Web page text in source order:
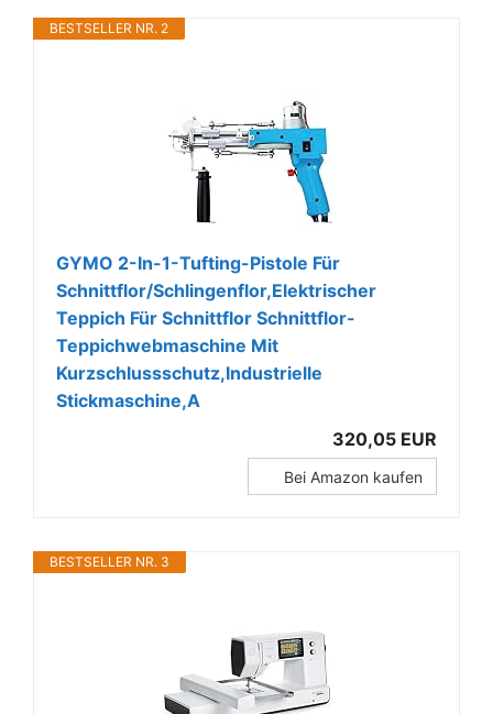
BESTSELLER NR. 2
GYMO 2-In-1-Tufting-Pistole Für
Schnittflor/Schlingenflor,Elektrischer
Teppich Für Schnittflor Schnittflor-
Teppichwebmaschine Mit
Kurzschlussschutz,Industrielle
Stickmaschine,A
320,05 EUR
Bei Amazon kaufen
BESTSELLER NR. 3